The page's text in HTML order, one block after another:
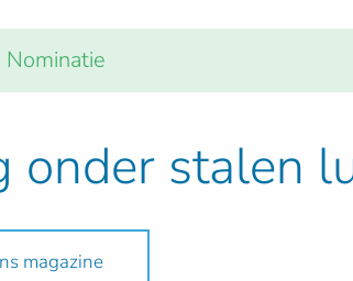
onder stalen
magazine